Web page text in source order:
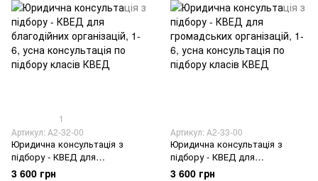
1
Артикул: А2-32-00
Юридична консультація з
підбору - КВЕД для
благодійних організацій
3 600 грн
Артикул: А2-33-00
Юридична консультація з
підбору - КВЕД для
громадських організацій
3 600 грн